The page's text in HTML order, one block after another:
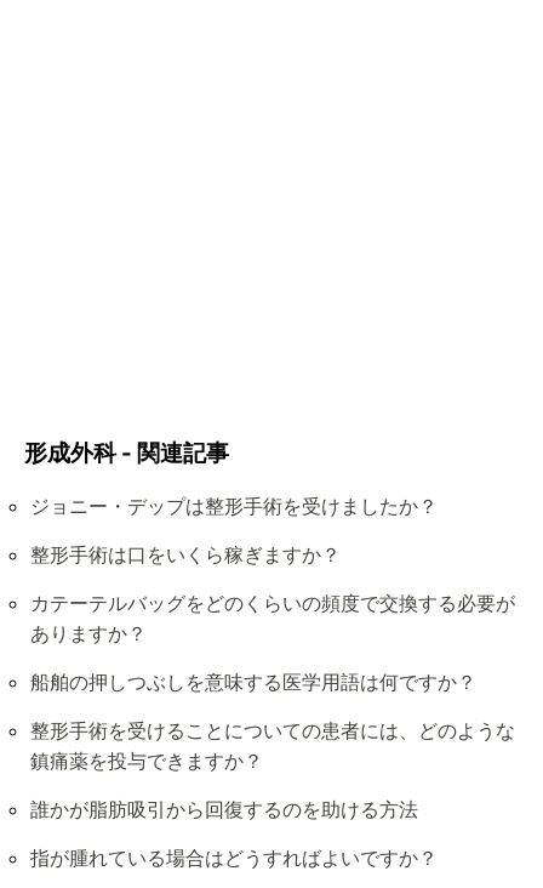
形成外科 - 関連記事
ジョニー・デップは整形手術を受けましたか？
整形手術は口をいくら稼ぎますか？
カテーテルバッグをどのくらいの頻度で交換する必要が
ありますか？
船舶の押しつぶしを意味する医学用語は何ですか？
整形手術を受けることについての患者には、どのような
鎮痛薬を投与できますか？
誰かが脂肪吸引から回復するのを助ける方法
指が腫れている場合はどうすればよいですか？